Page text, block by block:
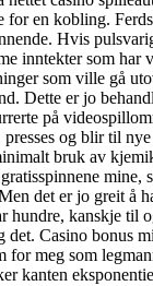
for en kobling.
Hvis
inntekter som har
som ville gå
Dette er jo
på
og blir til
bruk av
mine,
det er jo greit å
hundre, kanskje til
det. Casino bonus
for meg som
kanten